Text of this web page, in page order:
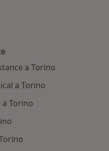
a Torino
a Torino
Torino